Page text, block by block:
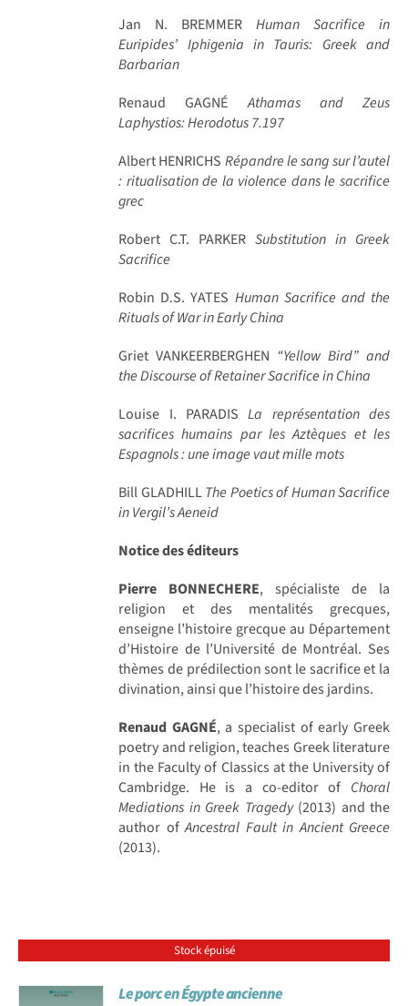
Jan N. BREMMERHuman Sacrifice in
Euripides’ Iphigenia in Tauris: Greek and
Barbarian
Renaud GAGNÉAthamas and Zeus
Laphystios: Herodotus 7.197
Albert HENRICHS Répandre le sang sur l’autel
: ritualisation de la violence dans le sacrifice
grec
Robert C.T. PARKERSubstitution in Greek
Sacrifice
Robin D.S. YATES Human Sacrifice and the
Rituals of War in Early China
Griet VANKEERBERGHEN “Yellow Bird” and
the Discourse of Retainer Sacrifice in China
Louise I. PARADISLa représentation des
sacrifices humains par les Aztèques et les
Espagnols : une image vaut mille mots
Bill GLADHILLThe Poetics of Human Sacrifice
in Vergil’s Aeneid
Notice des éditeurs
Pierre BONNECHERE, spécialiste de la
religion et des mentalités grecques,
enseigne l’histoire grecque au Département
d’Histoire de l’Université de Montréal. Ses
thèmes de prédilection sont le sacrifice et la
divination, ainsi que l’histoire des jardins.
Renaud GAGNÉ, a specialist of early Greek
poetry and religion, teaches Greek literature
in the Faculty of Classics at the University of
Cambridge. He is a co-editor of Choral
Mediations in Greek Tragedy(2013) and the
author ofAncestral Fault in Ancient Greece
(2013).
Stock épuisé
Le porc en Égypte ancienne